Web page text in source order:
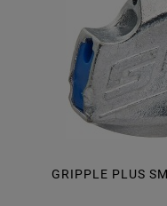
GRIPPLE PLUS